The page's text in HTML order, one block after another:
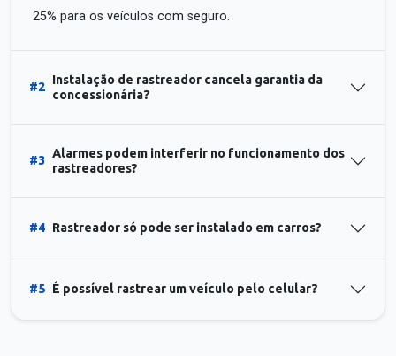
25% para os veículos com seguro.
#2
Instalação de rastreador cancela garantia da
concessionária?
#3
Alarmes podem interferir no funcionamento dos
rastreadores?
#4 Rastreador só pode ser instalado em carros?
#5 É possível rastrear um veículo pelo celular?